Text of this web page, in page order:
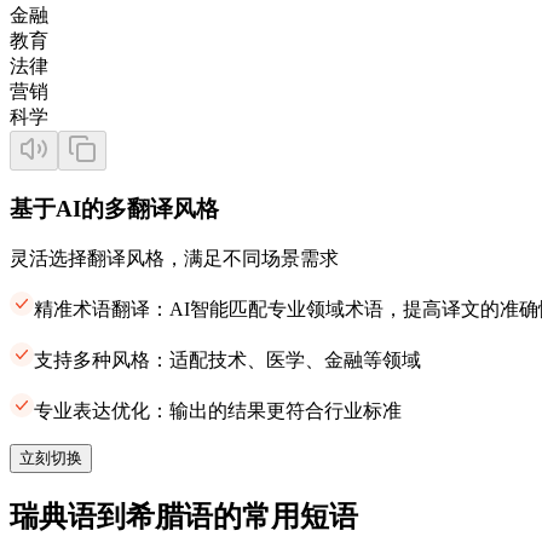
金融
教育
法律
营销
科学
基于AI的多翻译风格
灵活选择翻译风格，满足不同场景需求
精准术语翻译：AI智能匹配专业领域术语，提高译文的准
支持多种风格：适配技术、医学、金融等领域
专业表达优化：输出的结果更符合行业标准
立刻切换
瑞典语到希腊语的常用短语